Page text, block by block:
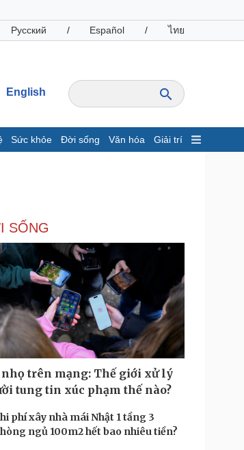
Русский / Español / ไทย
English
Sức khỏe Đời sống Văn hóa Giải trí
Giá cà phê
nghiệp
Công nghệ
Sành điệu
Tin Công nghệ
Trải nghiệm
Chuyển đổi số
Podcast
Câu chuyện thời sự
Đọc truyện đêm khuya
Cửa sổ tình yêu
SỐNG
trên mạng: Thế giới xử lý
tung tin xúc phạm thế nào?
phí xây nhà mái Nhật 1 tầng 3
ngủ 100m2 hết bao nhiêu tiền?